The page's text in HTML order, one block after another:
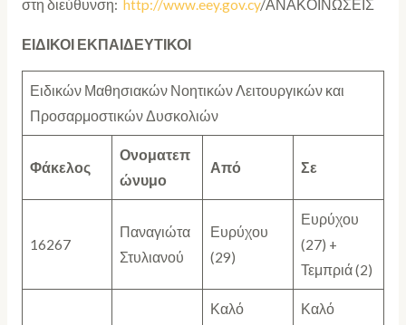
στη διεύθυνση: http://www.eey.gov.cy/ΑΝΑΚΟΙΝΩΣΕΙΣ
ΕΙΔΙΚΟΙ ΕΚΠΑΙΔΕΥΤΙΚΟΙ
Ειδικών Μαθησιακών Νοητικών Λειτουργικών και
Προσαρμοστικών Δυσκολιών
Φάκελος
Ονοματεπ
ώνυμο
Από Σε
16267
Παναγιώτα
Στυλιανού
Ευρύχου
(29)
Ευρύχου
(27) +
Τεμπριά (2)
Καλό
Καλό